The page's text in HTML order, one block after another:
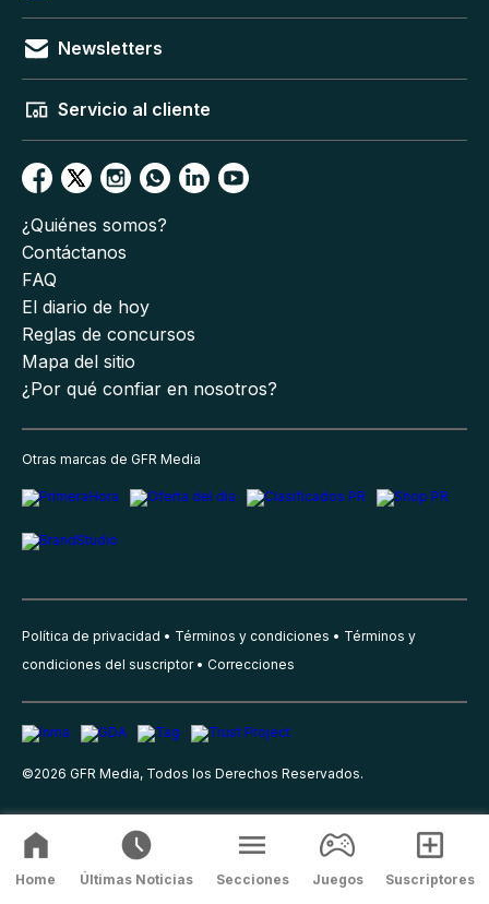
Newsletters
Servicio al cliente
¿Quiénes somos?
Contáctanos
FAQ
El diario de hoy
Reglas de concursos
Mapa del sitio
¿Por qué confiar en nosotros?
Otras marcas de GFR Media
Política de privacidad Términos y condiciones
Términos y
condiciones del suscriptor
Correcciones
©2026 GFR Media, Todos los Derechos Reservados.
Home Últimas Noticias Secciones Juegos Suscriptores